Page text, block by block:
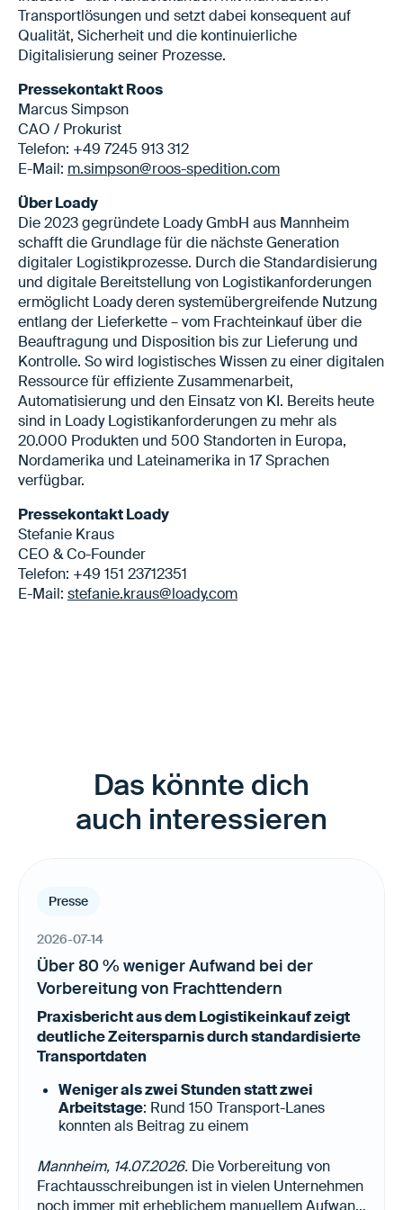
Transportlösungen und setzt dabei konsequent auf
Qualität, Sicherheit und die kontinuierliche
Digitalisierung seiner Prozesse.
Pressekontakt Roos
Marcus Simpson
CAO / Prokurist
Telefon: +49 7245 913 312
E-Mail: m.simpson@roos-spedition.com
Über Loady
Die 2023 gegründete Loady GmbH aus Mannheim
schafft die Grundlage für die nächste Generation
digitaler Logistikprozesse. Durch die Standardisierung
und digitale Bereitstellung von Logistikanforderungen
ermöglicht Loady deren systemübergreifende Nutzung
entlang der Lieferkette – vom Frachteinkauf über die
Beauftragung und Disposition bis zur Lieferung und
Kontrolle. So wird logistisches Wissen zu einer digitalen
Ressource für effiziente Zusammenarbeit,
Automatisierung und den Einsatz von KI. Bereits heute
sind in Loady Logistikanforderungen zu mehr als
20.000 Produkten und 500 Standorten in Europa,
Nordamerika und Lateinamerika in 17 Sprachen
verfügbar.
Pressekontakt Loady
Stefanie Kraus
CEO & Co-Founder
Telefon: +49 151 23712351
E-Mail: stefanie.kraus@loady.com
Das könnte dich
auch interessieren
Presse
2026-07-14
Über 80 % weniger Aufwand bei der
Vorbereitung von Frachttendern
Praxisbericht aus dem Logistikeinkauf zeigt
deutliche Zeitersparnis durch standardisierte
Transportdaten
Weniger als zwei Stunden statt zwei
Arbeitstage: Rund 150 Transport-Lanes
konnten als Beitrag zu einem
kürzester Zeit vorbereitet und an die genutzte
Tenderplattform übergeben werden.
Weniger manuelle Datensuche, höhere
Mannheim, 14.07.2026. Die Vorbereitung von
Frachtausschreibungen ist in vielen Unternehmen